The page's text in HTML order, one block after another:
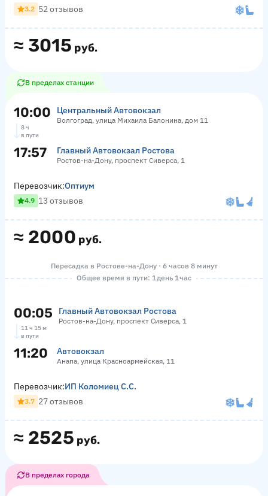
≈ 3015 руб.
3.2 52 отзывов
В пределах станции
10:00 Центральный Автовокзал
Волгоград, улица Михаила Балонина, дом 11
8 ч
в пути
17:57 Главный Автовокзал Ростова
Ростов-на-Дону, проспект Сиверса, 1
≈ 2000 руб.
Перевозчик:Оптиум
4.9 13 отзывов
Пересадка в Ростове-на-Дону · 6 часов 8 минут
Общее время в пути: 1 день 1 час
00:05 Главный Автовокзал Ростова
Ростов-на-Дону, проспект Сиверса, 1
11 ч 15 м
в пути
11:20 Автовокзал
Анапа, улица Красноармейская, 11
≈ 2525 руб.
Перевозчик:ИП Коломиец С.С.
3.7 27 отзывов
В пределах города